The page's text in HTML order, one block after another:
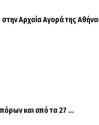
Αρχαία Αγορά της
και από τα 27 ...